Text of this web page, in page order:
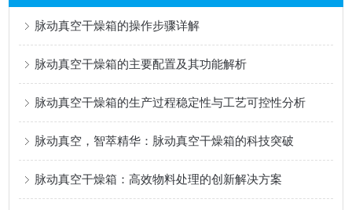
脉动真空干燥箱的操作步骤详解
脉动真空干燥箱的主要配置及其功能解析
脉动真空干燥箱的生产过程稳定性与工艺可控性分析
脉动真空，智萃精华：脉动真空干燥箱的科技突破
脉动真空干燥箱：高效物料处理的创新解决方案